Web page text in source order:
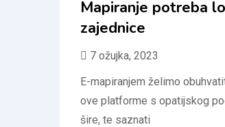
Mapiranje potreba
zajednice
7 ožujka, 2023
E-mapiranjem želimo
ove platforme s opatijskog
šire, te saznati